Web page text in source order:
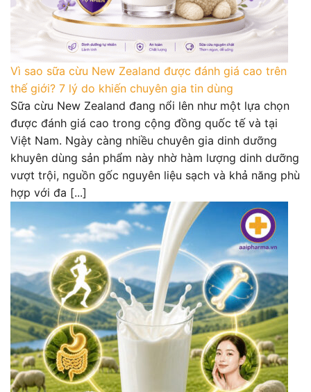
Vì sao sữa cừu New Zealand được đánh giá cao trên
thế giới? 7 lý do khiến chuyên gia tin dùng
Sữa cừu New Zealand đang nổi lên như một lựa chọn
được đánh giá cao trong cộng đồng quốc tế và tại
Việt Nam. Ngày càng nhiều chuyên gia dinh dưỡng
khuyên dùng sản phẩm này nhờ hàm lượng dinh dưỡng
vượt trội, nguồn gốc nguyên liệu sạch và khả năng phù
hợp với đa [...]